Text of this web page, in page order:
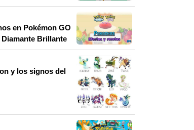
en Pokémon GO
Brillante
y los signos del